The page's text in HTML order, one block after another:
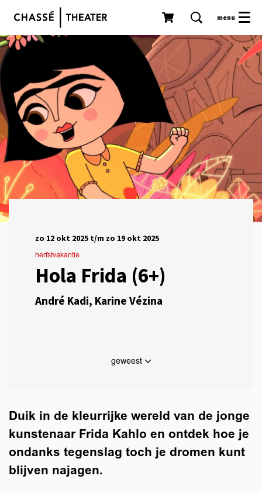
menu
Hola Frida (6+)
André Kadi, Karine Vézina
herfstvakantie
zo 12 okt 2025 t/m zo 19 okt 2025
geweest
Duik in de kleurrijke wereld van de jonge
kunstenaar Frida Kahlo en ontdek hoe je
ondanks tegenslag toch je dromen kunt
blijven najagen.